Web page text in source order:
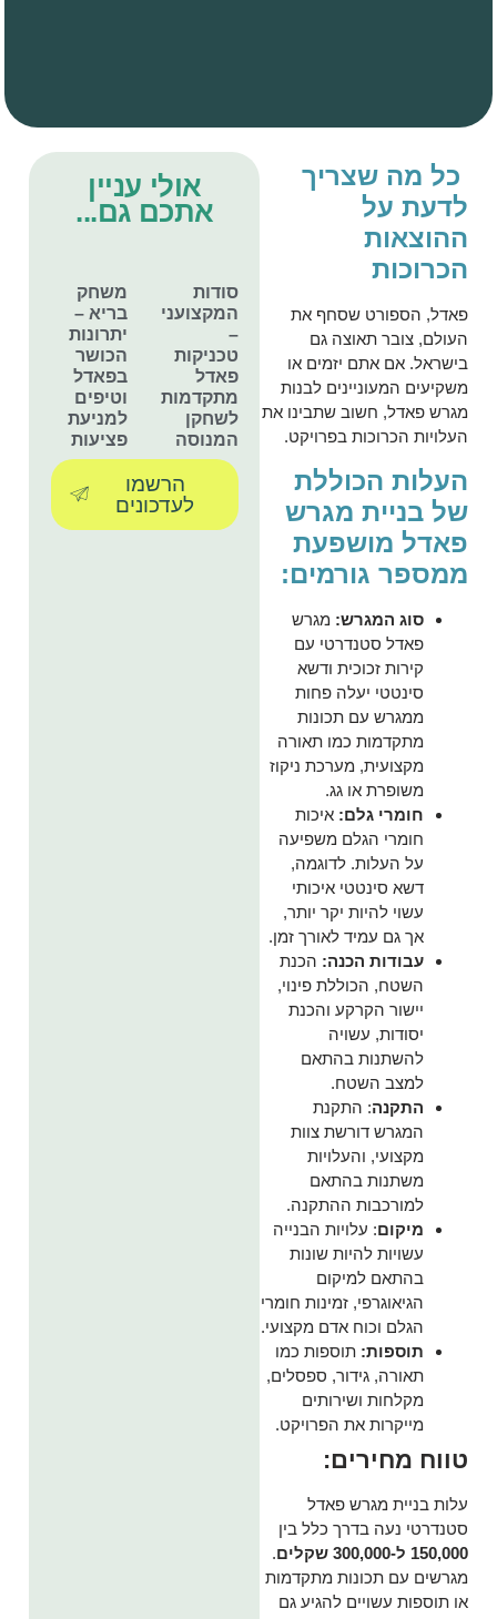
כל מה שצריך
לדעת על
ההוצאות
הכרוכות
פאדל, הספורט שסחף את
העולם, צובר תאוצה גם
בישראל. אם אתם יזמים או
משקיעים המעוניינים לבנות
מגרש פאדל, חשוב שתבינו את
העלויות הכרוכות בפרויקט.
העלות הכוללת
של בניית מגרש
פאדל מושפעת
ממספר גורמים:
סוג המגרש: מגרש
פאדל סטנדרטי עם
קירות זכוכית ודשא
סינטטי יעלה פחות
ממגרש עם תכונות
מתקדמות כמו תאורה
מקצועית, מערכת ניקוז
משופרת או גג.
חומרי גלם: איכות
חומרי הגלם משפיעה
על העלות. לדוגמה,
דשא סינטטי איכותי
עשוי להיות יקר יותר,
אך גם עמיד לאורך זמן.
עבודות הכנה: הכנת
השטח, הכוללת פינוי,
יישור הקרקע והכנת
יסודות, עשויה
להשתנות בהתאם
למצב השטח.
התקנה: התקנת
המגרש דורשת צוות
מקצועי, והעלויות
משתנות בהתאם
למורכבות ההתקנה.
מיקום: עלויות הבנייה
עשויות להיות שונות
בהתאם למיקום
הגיאוגרפי, זמינות חומרי
הגלם וכוח אדם מקצועי.
תוספות: תוספות כמו
תאורה, גידור, ספסלים,
מקלחות ושירותים
מייקרות את הפרויקט.
טווח מחירים:
עלות בניית מגרש פאדל
סטנדרטי נעה בדרך כלל בין
150,000 ל-300,000 שקלים
.
מגרשים עם תכונות מתקדמות
או תוספות עשויים להגיע גם
אולי עניין
אתכם גם...
סודות
המקצוענים
–
טכניקות
פאדל
מתקדמות
לשחקן
המנוסה
משחק
בריא –
יתרונות
הכושר
בפאדל
וטיפים
למניעת
פציעות
הרשמו
לעדכונים